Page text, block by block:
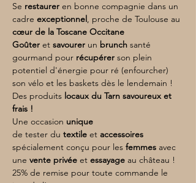
Se restaurer en bonne compagnie dans un
cadre exceptionnel, proche de Toulouse au
cœur de la Toscane Occitane
Goûter et savourer un brunch santé
gourmand pour récupérer son plein
potentiel d'énergie pour ré (enfourcher)
son vélo et les baskets dès le lendemain !
Des produits locaux du Tarn savoureux et
frais !
Une occasion unique
de tester du textile et accessoires
spécialement conçu pour les femmes avec
une vente privée et essayage au château !
25% de remise pour toute commande le